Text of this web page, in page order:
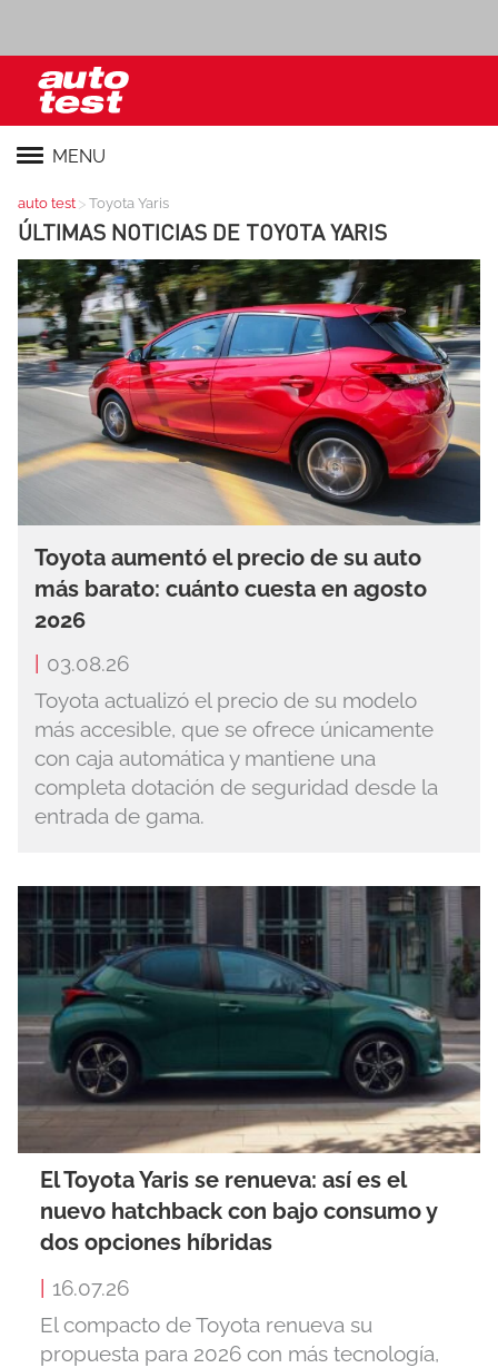
MENU
auto test > Toyota Yaris
ÚLTIMAS NOTICIAS DE TOYOTA YARIS
Toyota aumentó el precio de su auto
más barato: cuánto cuesta en agosto
2026
03.08.26
Toyota actualizó el precio de su modelo
más accesible, que se ofrece únicamente
con caja automática y mantiene una
completa dotación de seguridad desde la
entrada de gama.
El Toyota Yaris se renueva: así es el
nuevo hatchback con bajo consumo y
dos opciones híbridas
| 16.07.26
El compacto de Toyota renueva su
propuesta para 2026 con más tecnología,